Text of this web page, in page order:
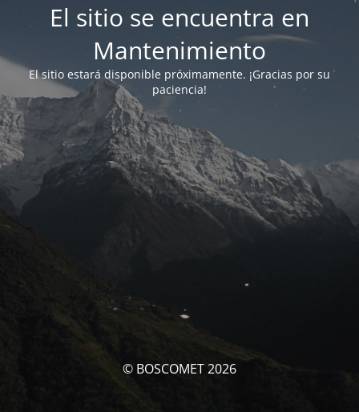
El sitio se encuentra en
Mantenimiento
El sitio estará disponible próximamente. ¡Gracias por su
paciencia!
© BOSCOMET 2026